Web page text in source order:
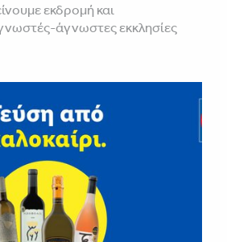
εκδρομή και
άγνωστες εκκλησίες